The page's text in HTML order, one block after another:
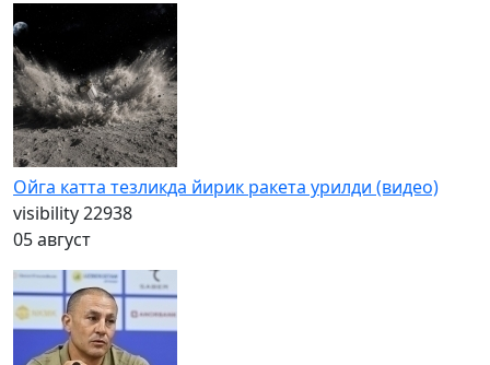
Ойга катта тезликда йирик ракета урилди (видео)
visibility22938
05 август